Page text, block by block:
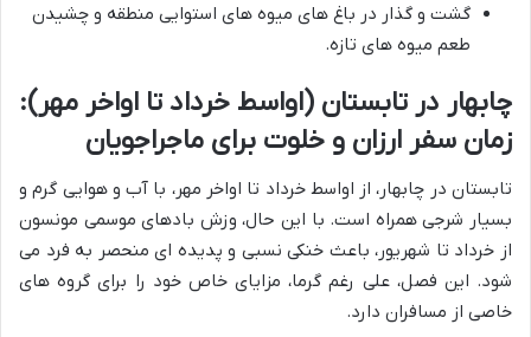
گشت و گذار در باغ های میوه های استوایی منطقه و چشیدن
طعم میوه های تازه.
چابهار در تابستان (اواسط خرداد تا اواخر مهر):
زمان سفر ارزان و خلوت برای ماجراجویان
تابستان در چابهار، از اواسط خرداد تا اواخر مهر، با آب و هوایی گرم و
بسیار شرجی همراه است. با این حال، وزش بادهای موسمی مونسون
از خرداد تا شهریور، باعث خنکی نسبی و پدیده ای منحصر به فرد می
شود. این فصل، علی رغم گرما، مزایای خاص خود را برای گروه های
خاصی از مسافران دارد.